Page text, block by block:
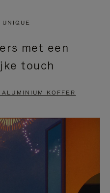
met een
touch
KOFFER